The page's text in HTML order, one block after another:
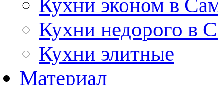
Кухни эконом в
Кухни недорого в
Кухни элитные
Материал